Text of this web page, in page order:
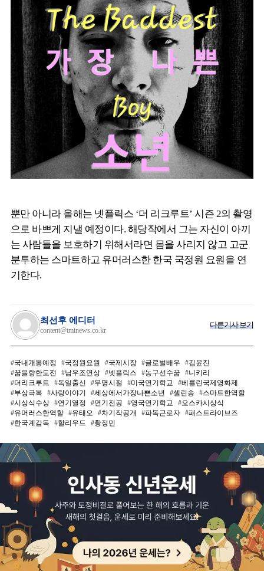
뿐만 아니라 올해는 넷플릭스 ‘더 리크루트’ 시즌 2의 촬영
으로 바쁘게 지낼 예정이다. 해당작에서 그는 자신이 아끼
는 사람들을 보호하기 위해서라면 몸을 사리지 않고 고군
분투하는 스마트하고 유머러스한 한국 국정원 요원을 연
기한다.
최선후 에디터
content@tminews.co.kr
다른기사 보기
국내개봉예정 국정원요원 국제시장 글로벌배우
김윤진
꿈을향한도전
남우조연상 넷플릭스 농구선수꿈
니키리
더리크루트
독일출신 무명시절 미국연기학교
베를린국제영화제
부상극복
사랑이야기 세상에서가장나쁜소년 셀린송
스마트한역할
시상식수상
연기열정 연기전공 영국연기학교
오스카시상식
유머러스한역할
유태오 차기작공개 파독근로자
패스트라이브즈
한국계감독
할리우드 황정민